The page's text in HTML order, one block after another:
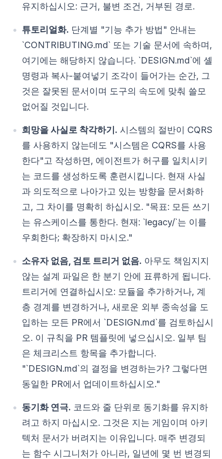
유지하십시오: 근거, 불변 조건, 거부된 경로.
튜토리얼화. 단계별 "기능 추가 방법" 안내는
`CONTRIBUTING.md` 또는 기술 문서에 속하며,
여기에는 해당하지 않습니다. `DESIGN.md`에 셸
명령과 복사-붙여넣기 조각이 들어가는 순간, 그
것은 잘못된 문서이며 도구의 속도에 맞춰 쓸모
없어질 것입니다.
희망을 사실로 착각하기. 시스템의 절반이 CQRS
를 사용하지 않는데도 "시스템은 CQRS를 사용
한다"고 작성하면, 에이전트가 허구를 일치시키
는 코드를 생성하도록 훈련시킵니다. 현재 사실
과 의도적으로 나아가고 있는 방향을 문서화하
고, 그 차이를 명확히 하십시오. "목표: 모든 쓰기
는 유스케이스를 통한다. 현재: `legacy/`는 이를
우회한다; 확장하지 마시오."
소유자 없음, 검토 트리거 없음. 아무도 책임지지
않는 설계 파일은 한 분기 안에 표류하게 됩니다.
트리거에 연결하십시오: 모듈을 추가하거나, 계
층 경계를 변경하거나, 새로운 외부 종속성을 도
입하는 모든 PR에서 `DESIGN.md`를 검토하십시
오. 이 규칙을 PR 템플릿에 넣으십시오. 일부 팀
은 체크리스트 항목을 추가합니다.
"`DESIGN.md`의 결정을 변경하는가? 그렇다면
동일한 PR에서 업데이트하십시오."
동기화 연극. 코드와 줄 단위로 동기화를 유지하
려고 하지 마십시오. 그것은 지는 게임이며 아키
텍처 문서가 버려지는 이유입니다. 매주 변경되
는 함수 시그니처가 아니라, 일년에 몇 번 변경되